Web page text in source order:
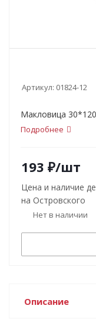
Артикул: 01824-12
Макловица
Подробнее
193 ₽/шт
Цена и наличие
на Островского
Нет в наличии
Описание